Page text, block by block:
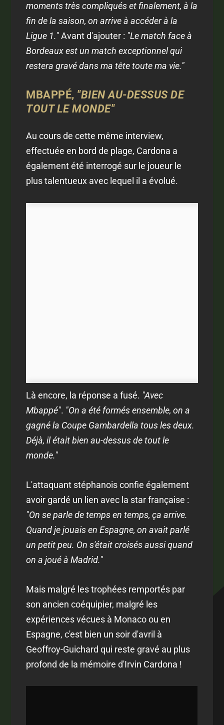
moments très compliqués et finalement, à la
fin de la saison, on arrive à accéder à la
Ligue 1."Avant d'ajouter : "Le match face à
Bordeaux est un match exceptionnel qui
restera gravé dans ma tête toute ma vie."
MBAPPÉ, "BIEN AU-DESSUS DE
TOUT LE MONDE"
Au cours de cette même interview,
effectuée en bord de plage, Cardona a
également été interrogé sur le joueur le
plus talentueux avec lequel il a évolué.
Là encore, la réponse a fusé. "Avec
Mbappé". "On a été formés ensemble, on a
gagné la Coupe Gambardella tous les deux.
Déjà, il était bien au-dessus de tout le
monde."
L'attaquant stéphanois confie également
avoir gardé un lien avec la star française :
"On se parle de temps en temps, ça arrive.
Quand je jouais en Espagne, on avait parlé
un petit peu. On s'était croisés aussi quand
on a joué à Madrid."
Mais malgré les trophées remportés par
son ancien coéquipier, malgré les
expériences vécues à Monaco ou en
Espagne, c'est bien un soir d'avril à
Geoffroy-Guichard qui reste gravé au plus
profond de la mémoire d'Irvin Cardona !